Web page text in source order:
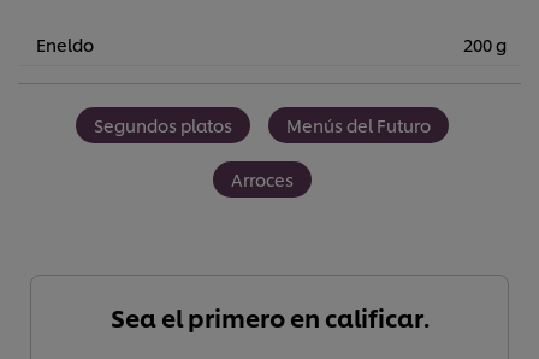
Eneldo 200 g
Segundos platos Menús del Futuro
Arroces
Sea el primero en calificar.